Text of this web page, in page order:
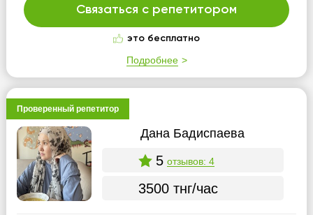
Связаться с репетитором
это бесплатно
Подробнее
Проверенный репетитор
Дана Бадиспаева
5 отзывов: 4
3500 тнг/час